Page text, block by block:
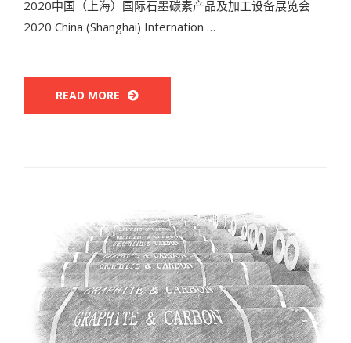
2020中国（上海）国际石墨碳素产品及加工设备展览会
2020 China (Shanghai) Internation …
READ MORE